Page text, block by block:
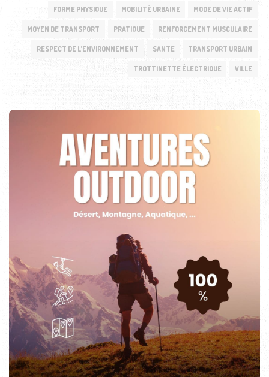
FORME PHYSIQUE MOBILITÉ URBAINE MODE DE VIE ACTIF
MOYEN DE TRANSPORT PRATIQUE RENFORCEMENT MUSCULAIRE
RESPECT DE L'ENVIRONNEMENT SANTE TRANSPORT URBAIN
TROTTINETTE ÉLECTRIQUE VILLE